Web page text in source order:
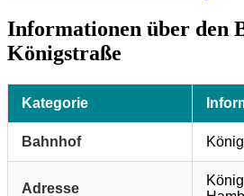
Informationen über den
Königstraße
Kategorie
Bahnhof
Adresse